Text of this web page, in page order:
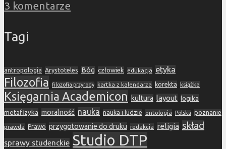
3 komentarze
Tagi
antropologia Arystoteles Bóg człowiek edukacja etyka
Filozofia filozofia przyrody kartka z kalendarza korekta książka
Księgarnia Academicon kultura layout logika
metafizyka moralność nauka nauka i ludzie ontologia Polska poznanie
prawda Prawo przygotowanie do druku redakcja religia skład
sprawy studenckie Studio DTP